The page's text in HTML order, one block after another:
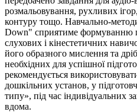
розмальовування, рухливих
контуру тощо. Навчально-
Down" сприятиме формуванню
слухових і кінестетичних
його образного мислення та
необхідних для успішної
рекомендується
дошкільних установ, у
типу», під час індивідуальних
вдома.